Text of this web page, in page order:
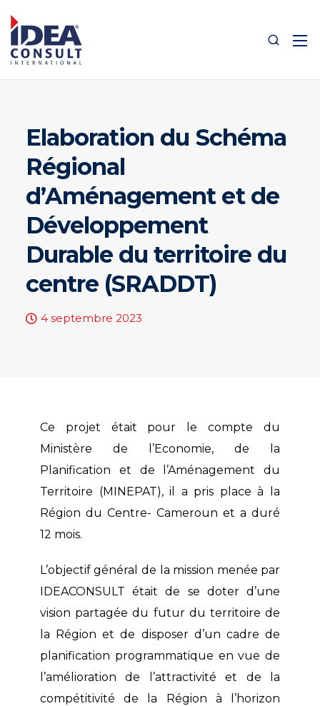
Elaboration du Schéma
Régional
d’Aménagement et de
Développement
Durable du territoire du
centre (SRADDT)
4 septembre 2023
Ce projet était pour le compte du
Ministère de l’Economie, de la
Planification et de l’Aménagement du
Territoire (MINEPAT), il a pris place à la
Région du Centre- Cameroun et a duré
12 mois.
L’objectif général de la mission menée par
IDEACONSULT était de se doter d’une
vision partagée du futur du territoire de
la Région et de disposer d’un cadre de
planification programmatique en vue de
l’amélioration de l’attractivité et de la
compétitivité de la Région à l’horizon